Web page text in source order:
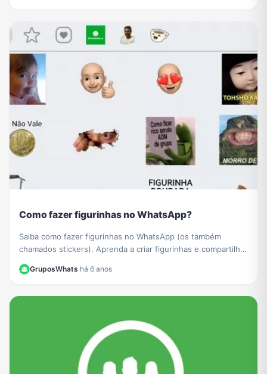
Como fazer figurinhas no WhatsApp?
Saiba como fazer figurinhas no WhatsApp (os também
chamados stickers). Aprenda a criar figurinhas e compartilhar
GruposWhats·há 6 anos